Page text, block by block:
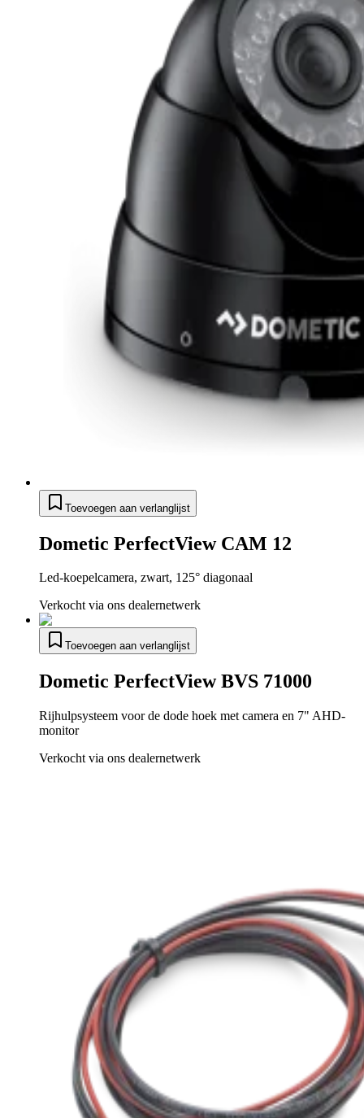
Toevoegen aan verlanglijst
Dometic PerfectView CAM 12
Led-koepelcamera, zwart, 125° diagonaal
Verkocht via ons dealernetwerk
Toevoegen aan verlanglijst
Dometic PerfectView BVS 71000
Rijhulpsysteem voor de dode hoek met camera en 7" AHD-
monitor
Verkocht via ons dealernetwerk